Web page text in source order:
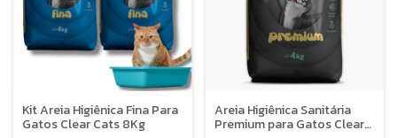
Kit Areia Higiênica Fina Para
Gatos Clear Cats 8Kg
Areia Higiênica Sanitária
Premium para Gatos Clear